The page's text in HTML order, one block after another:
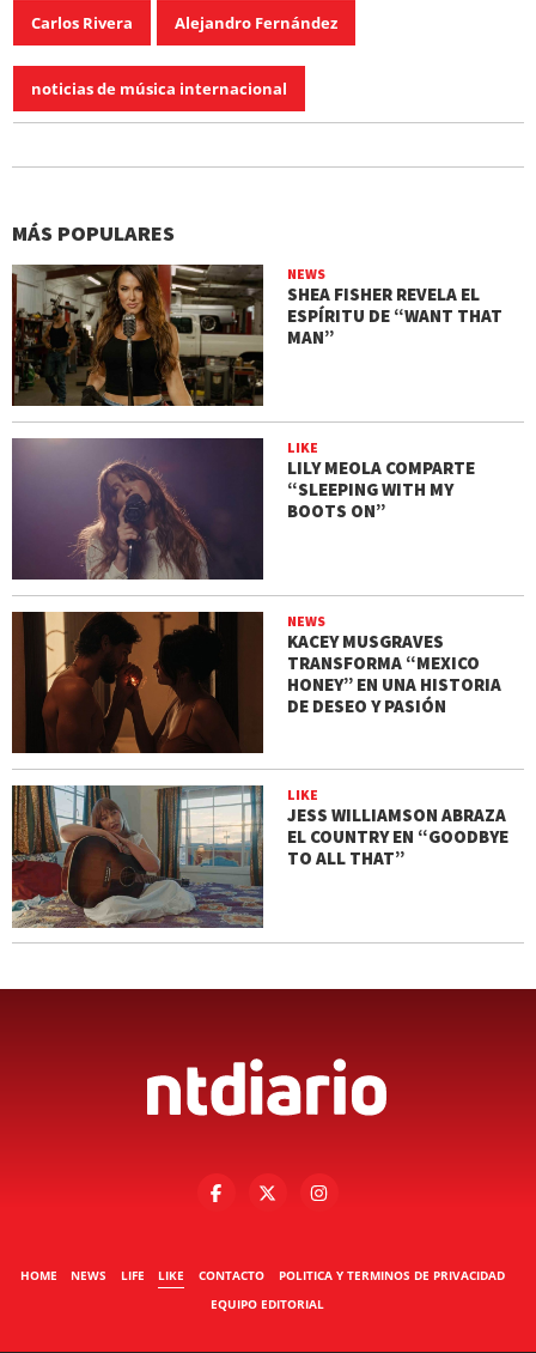
Carlos Rivera Alejandro Fernández
noticias de música internacional
MÁS POPULARES
NEWS
SHEA FISHER REVELA EL
ESPÍRITU DE “WANT THAT
MAN”
LIKE
LILY MEOLA COMPARTE
“SLEEPING WITH MY
BOOTS ON”
NEWS
KACEY MUSGRAVES
TRANSFORMA “MEXICO
HONEY” EN UNA HISTORIA
DE DESEO Y PASIÓN
LIKE
JESS WILLIAMSON ABRAZA
EL COUNTRY EN “GOODBYE
TO ALL THAT”
HOME NEWS LIFE LIKE CONTACTO
POLITICA Y TERMINOS DE PRIVACIDAD
EQUIPO EDITORIAL